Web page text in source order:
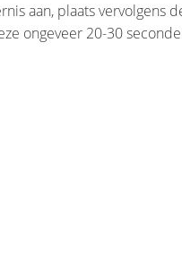
aan, plaats vervolgens
ongeveer 20-30
Beauty Box Cosmetics
Stempelplaat Met Patronen